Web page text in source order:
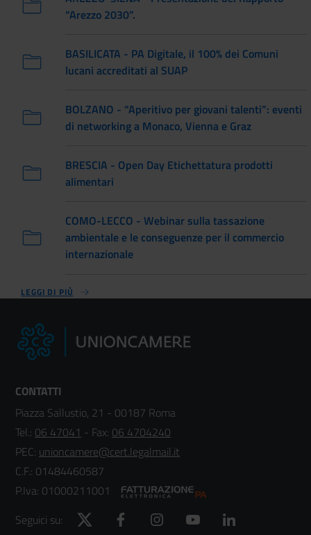
“Arezzo 2030”.
BASILICATA - PA Digitale, il 100% dei Comuni
lucani accreditati al SUAP
BOLZANO - “Aperitivo per giovani talenti”: eventi
di networking a Monaco, Vienna e Graz
BRESCIA - Open Day Etichettatura prodotti
alimentari
COMO-LECCO - Webinar sulla tassazione
ambientale e le conseguenze per il commercio
internazionale
LEGGI DI PIÙ
CONTATTI
Piazza Sallustio, 21 - 00187 Roma
Tel.: 06 47041 - Fax: 06 4704240
PEC: unioncamere@cert.legalmail.it
C.F.: 01484460587
P.Iva: 01000211001
Seguici su:
Twitter Facebook Instagram YouTube